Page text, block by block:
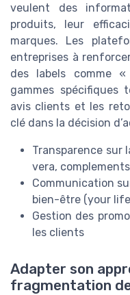
veulent des
produits, leur
marques. Les
entreprises à
des labels comme
gammes spécifiques
avis clients et les
clé dans la décision
Transparence sur
vera,
Communication
bien-être (your
Gestion des
les clients
Adapter son
fragmentation